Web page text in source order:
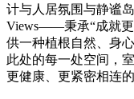
计与人居氛围与静谧
Views——秉承“成就更
供一种植根自然、身
此处的每一处空间，
更健康、更紧密相连的